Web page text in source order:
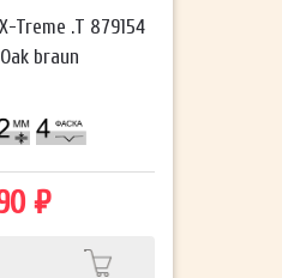
Treme .T 879154
braun
₽